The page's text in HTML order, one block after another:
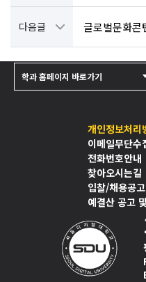
다음글
개인정보처리
이메일무단수
전화번호안내
찾아오시는길
입찰/채용공고
예결산 공고
학과 홈페이지 바로가기